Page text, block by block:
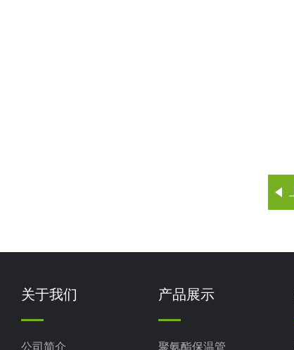
关于我们
公司简介
产品展示
聚氨酯保温管